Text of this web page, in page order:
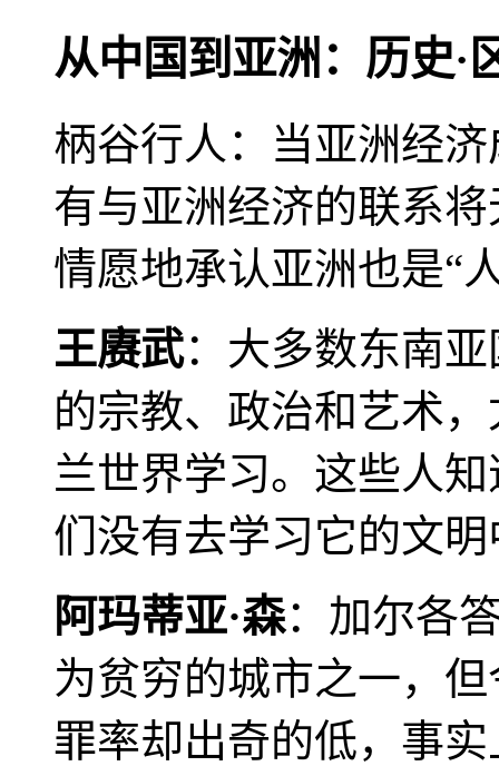
从中国到亚洲：历史·
柄谷行人：当亚洲经
有与亚洲经济的联系
情愿地承认亚洲也是“
王赓武：大多数东南
的宗教、政治和艺术
兰世界学习。这些人
们没有去学习它的文
阿玛蒂亚·森：加尔各
为贫穷的城市之一，
罪率却出奇的低，事